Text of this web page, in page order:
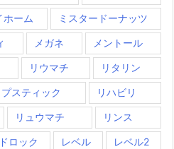
ホーム ミスタードーナッツ
メガネ メントール
リウマチ リタリン
プスティック リハビリ
リュウマチ リンス
ロック レベル レベル2